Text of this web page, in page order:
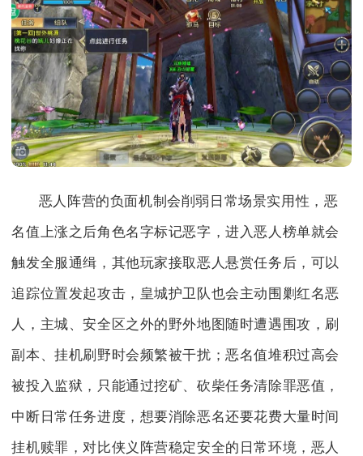
恶人阵营的负面机制会削弱日常场景实用性，恶
名值上涨之后角色名字标记恶字，进入恶人榜单就会
触发全服通缉，其他玩家接取恶人悬赏任务后，可以
追踪位置发起攻击，皇城护卫队也会主动围剿红名恶
人，主城、安全区之外的野外地图随时遭遇围攻，刷
副本、挂机刷野时会频繁被干扰；恶名值堆积过高会
被投入监狱，只能通过挖矿、砍柴任务清除罪恶值，
中断日常任务进度，想要消除恶名还要花费大量时间
挂机赎罪，对比侠义阵营稳定安全的日常环境，恶人